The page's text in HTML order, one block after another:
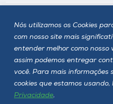
Nós utilizamos os Cookies
com nosso site mais
entender melhor como nosso
assim podemos entregar
você. Para mais informações
cookies que estamos usando,
Privacidade.
Siga a Unoesc